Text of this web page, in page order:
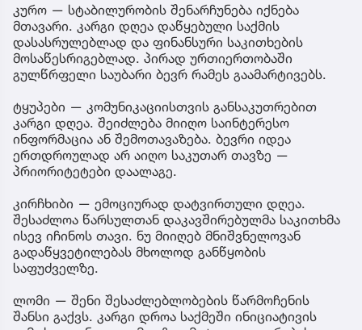
კურო — სტაბილურობის შენარჩუნება იქნება
მთავარი. კარგი დღეა დაწყებული საქმის
დასასრულებლად და ფინანსური საკითხების
მოსაწესრიგებლად. პირად ურთიერთობაში
გულწრფელი საუბარი ბევრ რამეს გაამარტივებს.
ტყუპები — კომუნიკაციისთვის განსაკუთრებით
კარგი დღეა. შეიძლება მიიღო საინტერესო
ინფორმაცია ან შემოთავაზება. ბევრი იდეა
ერთდროულად არ აიღო საკუთარ თავზე —
პრიორიტეტები დაალაგე.
კირჩხიბი — ემოციურად დატვირთული დღეა.
შესაძლოა წარსულთან დაკავშირებულმა საკითხმა
ისევ იჩინოს თავი. ნუ მიიღებ მნიშვნელოვან
გადაწყვეტილებას მხოლოდ განწყობის
საფუძველზე.
ლომი — შენი შესაძლებლობების წარმოჩენის
შანსი გაქვს. კარგი დროა საქმეში ინიციატივის